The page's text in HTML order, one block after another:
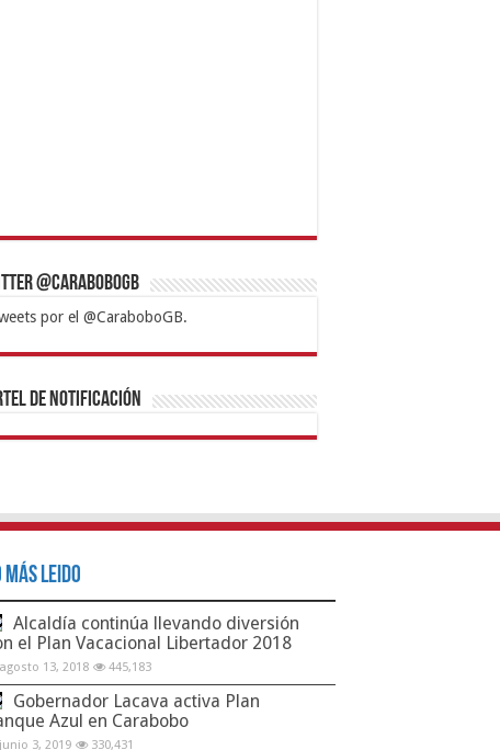
@CaraboboGB
por el @CaraboboGB.
BetturkeyBetistKralbetSupertotobetTipobet
mvbcasino.com/
de Notificación
Más Leido
Alcaldía continúa llevando diversión
el Plan Vacacional Libertador 2018
agosto 13, 2018 445,183
Gobernador Lacava activa Plan
Azul en Carabobo
junio 3, 2019 330,431